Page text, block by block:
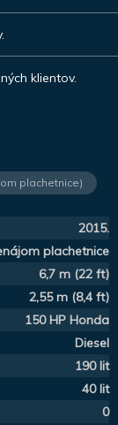
klientov.
plachetnice)
2015.
plachetnice
6,7 m (22 ft)
2,55 m (8,4 ft)
150 HP Honda
Diesel
190 lit
40 lit
0